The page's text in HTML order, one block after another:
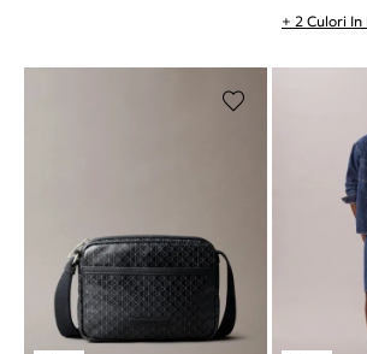
+ 2 Culori In